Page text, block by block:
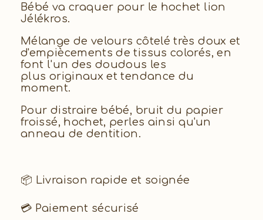
Bébé va craquer pour le hochet lion
Jélékros.
Mélange de velours côtelé très doux et
d'empiècements de tissus colorés, en
font l'un des doudous les
plus originaux et tendance du
moment.
Pour distraire bébé, bruit du papier
froissé, hochet, perles ainsi qu'un
anneau de dentition.
📦 Livraison rapide et soignée
💳 Paiement sécurisé